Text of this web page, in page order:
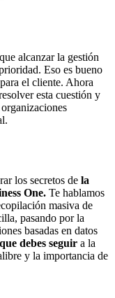
alcanzar la gestión
Eso es bueno
el cliente. Ahora
esta cuestión y
los secretos de la
One. Te hablamos
masiva de
pasando por la
basadas en datos
debes seguir a la
y la importancia de